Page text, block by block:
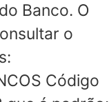
Banco. O
o
Código